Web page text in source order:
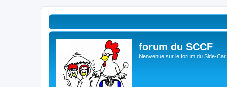
forum du SCCF
bienvenue sur le forum du Side-